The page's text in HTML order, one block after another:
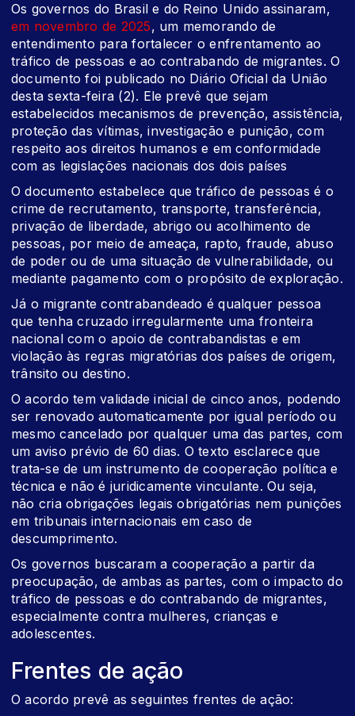
Os governos do Brasil e do Reino Unido assinaram,
em novembro de 2025, um memorando de
entendimento para fortalecer o enfrentamento ao
tráfico de pessoas e ao contrabando de migrantes. O
documento foi publicado no Diário Oficial da União
desta sexta-feira (2). Ele prevê que sejam
estabelecidos mecanismos de prevenção, assistência,
proteção das vítimas, investigação e punição, com
respeito aos direitos humanos e em conformidade
com as legislações nacionais dos dois países
O documento estabelece que tráfico de pessoas é o
crime de recrutamento, transporte, transferência,
privação de liberdade, abrigo ou acolhimento de
pessoas, por meio de ameaça, rapto, fraude, abuso
de poder ou de uma situação de vulnerabilidade, ou
mediante pagamento com o propósito de exploração.
Já o migrante contrabandeado é qualquer pessoa
que tenha cruzado irregularmente uma fronteira
nacional com o apoio de contrabandistas e em
violação às regras migratórias dos países de origem,
trânsito ou destino.
O acordo tem validade inicial de cinco anos, podendo
ser renovado automaticamente por igual período ou
mesmo cancelado por qualquer uma das partes, com
um aviso prévio de 60 dias. O texto esclarece que
trata-se de um instrumento de cooperação política e
técnica e não é juridicamente vinculante. Ou seja,
não cria obrigações legais obrigatórias nem punições
em tribunais internacionais em caso de
descumprimento.
Os governos buscaram a cooperação a partir da
preocupação, de ambas as partes, com o impacto do
tráfico de pessoas e do contrabando de migrantes,
especialmente contra mulheres, crianças e
adolescentes.
Frentes de ação
O acordo prevê as seguintes frentes de ação: